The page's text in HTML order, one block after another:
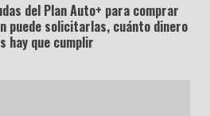
del Plan Auto+ para comprar
puede solicitarlas, cuánto dinero
hay que cumplir